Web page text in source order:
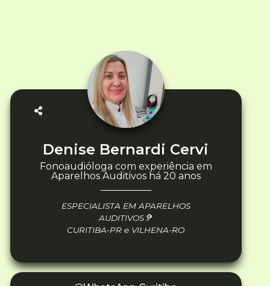
Denise Bernardi Cervi
Fonoaudióloga com experiência em
Aparelhos Auditivos há 20 anos
ESPECIALISTA EM APARELHOS
AUDITIVOS🦻
CURITIBA-PR e VILHENA-RO